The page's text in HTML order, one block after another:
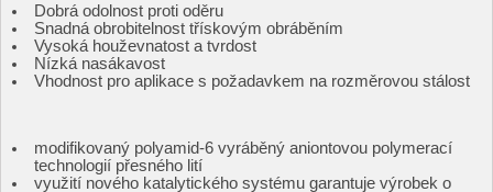
Dobrá odolnost proti oděru
Snadná obrobitelnost třískovým obráběním
Vysoká houževnatost a tvrdost
Nízká nasákavost
Vhodnost pro aplikace s požadavkem na rozměrovou stálost
modifikovaný polyamid-6 vyráběný aniontovou polymerací
technologií přesného lití
využití nového katalytického systému garantuje výrobek o